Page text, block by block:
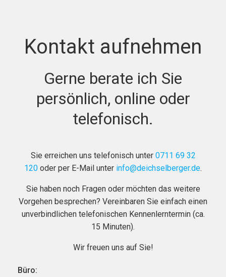
Kontakt aufnehmen
Gerne berate ich Sie
persönlich, online oder
telefonisch.
Sie erreichen uns telefonisch unter 0711 69 32
120 oder per E-Mail unter info@deichselberger.de.
Sie haben noch Fragen oder möchten das weitere
Vorgehen besprechen? Vereinbaren Sie einfach einen
unverbindlichen telefonischen Kennenlerntermin (ca.
15 Minuten).
Wir freuen uns auf Sie!
Büro: